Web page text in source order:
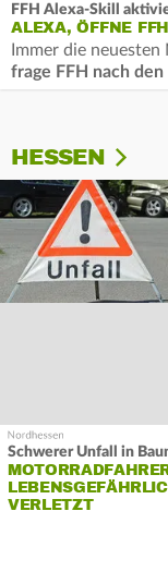
FFH Alexa-Skill
ALEXA, ÖFFNE FFH
Immer die
frage FFH nach
HESSEN
Schwerer Unfall in
VERLETZT